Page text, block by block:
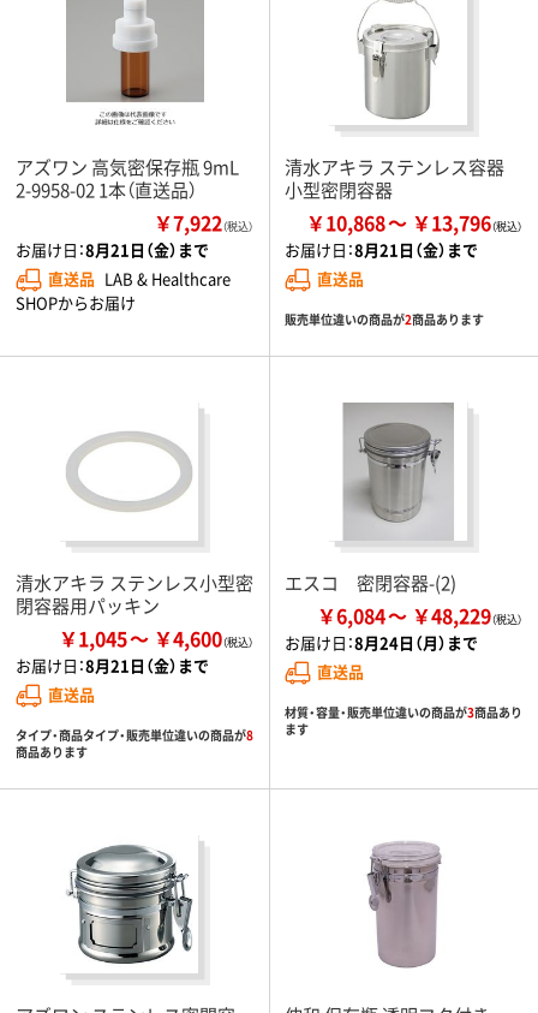
アズワン 高気密保存瓶 9mL
2-9958-02 1本（直送品）
￥7,922（税込）
お届け日：8月21日（金）まで
直送品 LAB & Healthcare
SHOPからお届け
清水アキラ ステンレス容器
小型密閉容器
￥10,868 ￥13,796
お届け日：8月21日（金）まで
直送品
販売単位違いの商品が2商品あります
清水アキラ ステンレス小型密
閉容器用パッキン
￥1,045 ￥4,600
お届け日：8月21日（金）まで
直送品
タイプ・商品タイプ・販売単位違いの商品が8
商品あります
エスコ 密閉容器-(2)
￥6,084 ￥48,229
お届け日：8月24日（月）まで
直送品
材質・容量・販売単位違いの商品が3商品あり
ます